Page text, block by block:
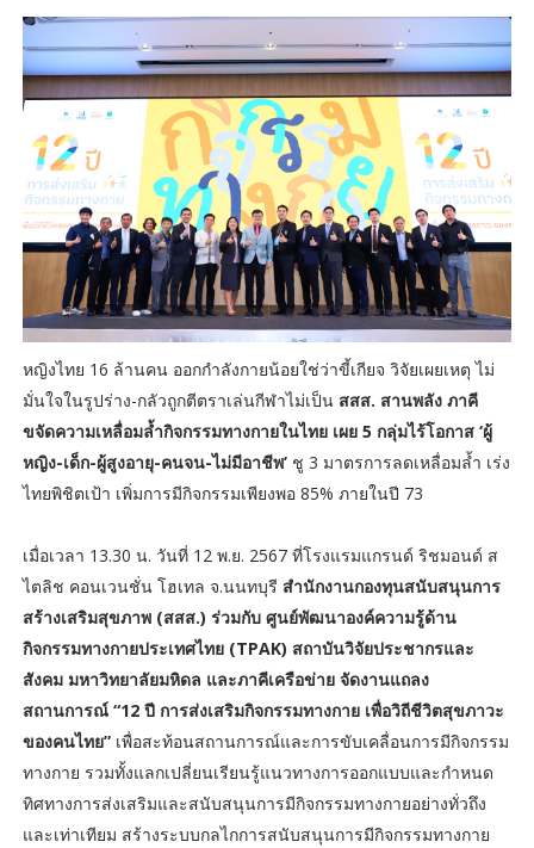
หญิงไทย 16 ล้านคน ออกกำลังกายน้อยใช่ว่าขี้เกียจ วิจัยเผยเหตุ ไม่
มั่นใจในรูปร่าง-กลัวถูกตีตราเล่นกีฬาไม่เป็น สสส. สานพลัง ภาคี
ขจัดความเหลื่อมล้ำกิจกรรมทางกายในไทย เผย 5 กลุ่มไร้โอกาส ‘ผู้
หญิง-เด็ก-ผู้สูงอายุ-คนจน-ไม่มีอาชีพ’ชู 3 มาตรการลดเหลื่อมล้ำ เร่ง
ไทยพิชิตเป้า เพิ่มการมีกิจกรรมเพียงพอ 85% ภายในปี 73
เมื่อเวลา 13.30 น. วันที่ 12 พ.ย. 2567 ที่โรงแรมแกรนด์ ริชมอนด์ ส
ไตลิช คอนเวนชั่น โฮเทล จ.นนทบุรี สำนักงานกองทุนสนับสนุนการ
สร้างเสริมสุขภาพ (สสส.) ร่วมกับ ศูนย์พัฒนาองค์ความรู้ด้าน
กิจกรรมทางกายประเทศไทย (TPAK) สถาบันวิจัยประชากรและ
สังคม มหาวิทยาลัยมหิดล และภาคีเครือข่าย จัดงานแถลง
สถานการณ์ “12 ปี การส่งเสริมกิจกรรมทางกาย เพื่อวิถีชีวิตสุขภาวะ
ของคนไทย”เพื่อสะท้อนสถานการณ์และการขับเคลื่อนการมีกิจกรรม
ทางกาย รวมทั้งแลกเปลี่ยนเรียนรู้แนวทางการออกแบบและกำหนด
ทิศทางการส่งเสริมและสนับสนุนการมีกิจกรรมทางกายอย่างทั่วถึง
และเท่าเทียม สร้างระบบกลไกการสนับสนุนการมีกิจกรรมทางกาย